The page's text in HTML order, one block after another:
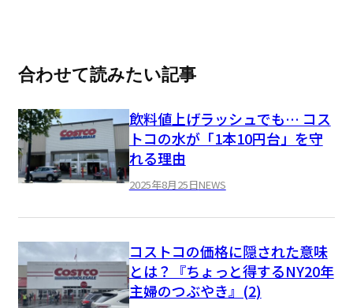
合わせて読みたい記事
飲料値上げラッシュでも… コス
トコの水が「1本10円台」を守
れる理由
2025年8月25日NEWS
コストコの価格に隠された意味
とは？『ちょっと得するNY20年
主婦のつぶやき』(2)